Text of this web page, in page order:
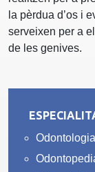
la pèrdua d’os i
serveixen per a
de les genives.